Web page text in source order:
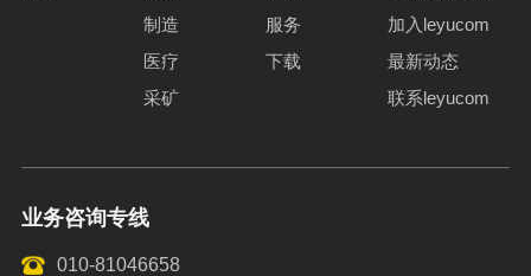
制造
医疗
采矿
服务
下载
加入leyucom
最新动态
联系leyucom
业务咨询专线
010-81046658